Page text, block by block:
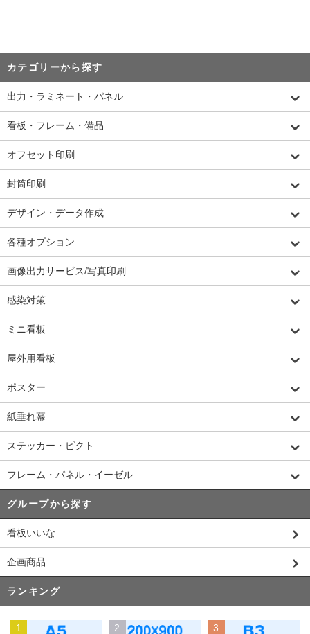
カテゴリーから探す
出力・ラミネート・パネル
看板・フレーム・備品
オフセット印刷
封筒印刷
デザイン・データ作成
各種オプション
画像出力サービス/写真印刷
感染対策
ミニ看板
屋外用看板
ポスター
紙垂れ幕
ステッカー・ピクト
フレーム・パネル・イーゼル
グループから探す
看板いいな
企画商品
ランキング
1 2 3